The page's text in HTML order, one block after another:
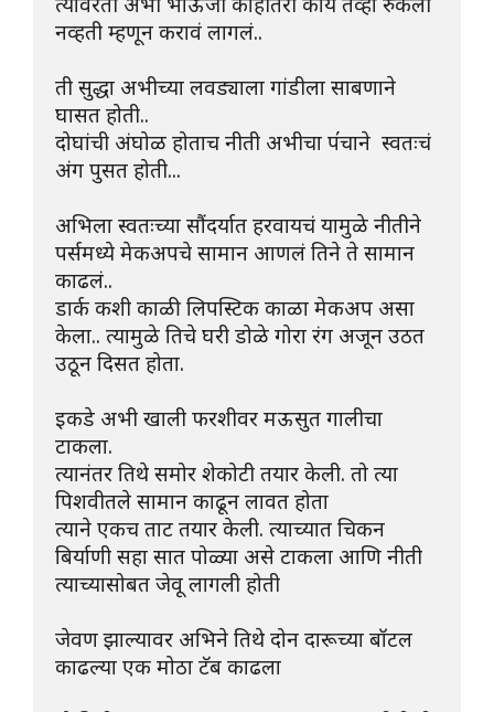
त्यावरती अभी भाऊजी काहीतरी काय तेव्हा रुकली
नव्हती म्हणून करावं लागलं..
ती सुद्धा अभीच्या लवड्याला गांडीला साबणाने
घासत होती..
दोघांची अंघोळ होताच नीती अभीचा प॔चाने  स्वतःचं
अंग पुसत होती...
अभिला स्वतःच्या सौंदर्यात हरवायचं यामुळे नीतीने
पर्समध्ये मेकअपचे सामान आणलं तिने ते सामान
काढलं..
डार्क कशी काळी लिपस्टिक काळा मेकअप असा
केला.. त्यामुळे तिचे घरी डोळे गोरा रंग अजून उठत
उठून दिसत होता.
इकडे अभी खाली फरशीवर मऊसुत गालीचा
टाकला.
त्यानंतर तिथे समोर शेकोटी तयार केली. तो त्या
पिशवीतले सामान काढून लावत होता
त्याने एकच ताट तयार केली. त्याच्यात चिकन
बिर्याणी सहा सात पोळ्या असे टाकला आणि नीती
त्याच्यासोबत जेवू लागली होती
जेवण झाल्यावर अभिने तिथे दोन दारूच्या बॉटल
काढल्या एक मोठा टॅब काढला